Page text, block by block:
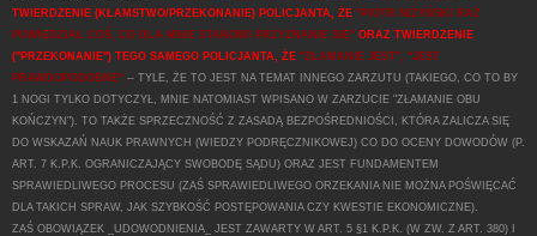
TWIERDZENIE (KŁAMSTWO/PRZEKONANIE) POLICJANTA, ŻE "PIOTR NIŻYŃSKI RAZ
POWIEDZIAŁ COŚ, CO DLA MNIE STANOWI PRZYZNANIE SIĘ" ORAZ TWIERDZENIE
("PRZEKONANIE") TEGO SAMEGO POLICJANTA, ŻE "ZŁAMANIE JEST", "JEST
PRAWDOPODOBNE" -- TYLE, ŻE TO JEST NA TEMAT INNEGO ZARZUTU (TAKIEGO, CO TO BY
1 NOGI TYLKO DOTYCZYŁ, MNIE NATOMIAST WPISANO W ZARZUCIE "ZŁAMANIE OBU
KOŃCZYN"). TO TAKŻE SPRZECZNOŚĆ Z ZASADĄ BEZPOŚREDNIOŚCI, KTÓRA ZALICZA SIĘ
DO WSKAZAŃ NAUK PRAWNYCH (WIEDZY PODRĘCZNIKOWEJ) CO DO OCENY DOWODÓW (P.
ART. 7 K.P.K. OGRANICZAJĄCY SWOBODĘ SĄDU) ORAZ JEST FUNDAMENTEM
SPRAWIEDLIWEGO PROCESU (ZAŚ SPRAWIEDLIWEGO ORZEKANIA NIE MOŻNA POŚWIĘCAĆ
DLA TAKICH SPRAW, JAK SZYBKOŚĆ POSTĘPOWANIA CZY KWESTIE EKONOMICZNE).
ZAŚ OBOWIĄZEK _UDOWODNIENIA_ JEST ZAWARTY W ART. 5 §1 K.P.K. (W ZW. Z ART. 380) I